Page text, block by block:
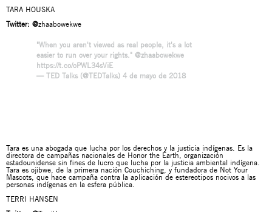
TARA HOUSKA
Twitter: @zhaabowekwe
"When you aren't viewed as real people, it's a lot
easier to run over your rights." @zhaabowekwe
https://t.co/oPWL34sViE
— TED Talks (@TEDTalks) 4 de mayo de 2018
Tara es una abogada que lucha por los derechos y la justicia indígenas. Es la
directora de campañas nacionales de Honor the Earth, organización
estadounidense sin fines de lucro que lucha por la justicia ambiental indígena.
Tara es ojibwe, de la primera nación Couchiching, y fundadora de Not Your
Mascots, que hace campaña contra la aplicación de estereotipos nocivos a las
personas indígenas en la esfera pública.
TERRI HANSEN